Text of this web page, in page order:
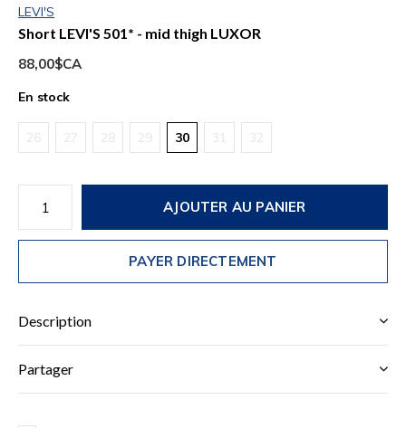
LEVI'S
Short LEVI'S 501* - mid thigh LUXOR
88,00$CA
En stock
26 27 28 29 30 31 32
AJOUTER AU PANIER
PAYER DIRECTEMENT
Description
Partager